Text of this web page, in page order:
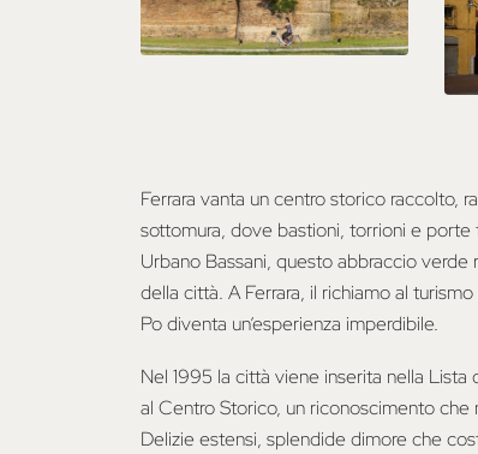
Ferrara vanta un centro storico raccolto,
sottomura, dove bastioni, torrioni e porte
Urbano Bassani, questo abbraccio
della città. A Ferrara, il richiamo al
Po diventa un’esperienza imperdibile.
Nel 1995 la città viene inserita nella Lista
al Centro Storico, un riconoscimento
Delizie estensi, splendide dimore che